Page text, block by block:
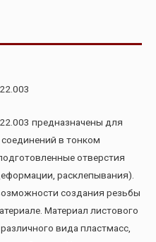
предназначены для
в тонком
отверстия
расклепывания).
создания резьбы
Материал листового
вида пластмасс,